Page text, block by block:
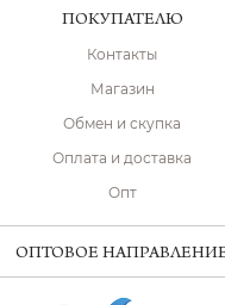
ПОКУПАТЕЛЮ
Контакты
Магазин
Обмен и скупка
Оплата и доставка
Опт
ОПТОВОЕ